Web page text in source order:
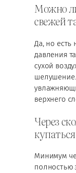
Можно
свежей
Да, но есть
давления
сухой
верхнего
Через
Минимум
полностью